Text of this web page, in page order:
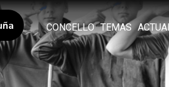
CONCELLO TEMAS